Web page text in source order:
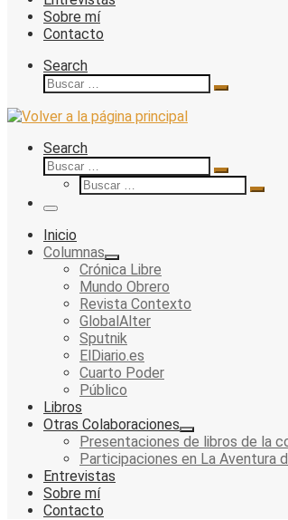
Sobre mí
Contacto
Search
Buscar
Buscar
Search
Buscar
Buscar
…
Buscar
Buscar
Menu
Inicio
Columnas
Crónica Libre
Mundo Obrero
Revista Contexto
GlobalAlter
Sputnik
ElDiario.es
Cuarto Poder
Público
Libros
Otras Colaboraciones
Presentaciones de libros de la
Participaciones en La Aventura
Entrevistas
Sobre mí
Contacto